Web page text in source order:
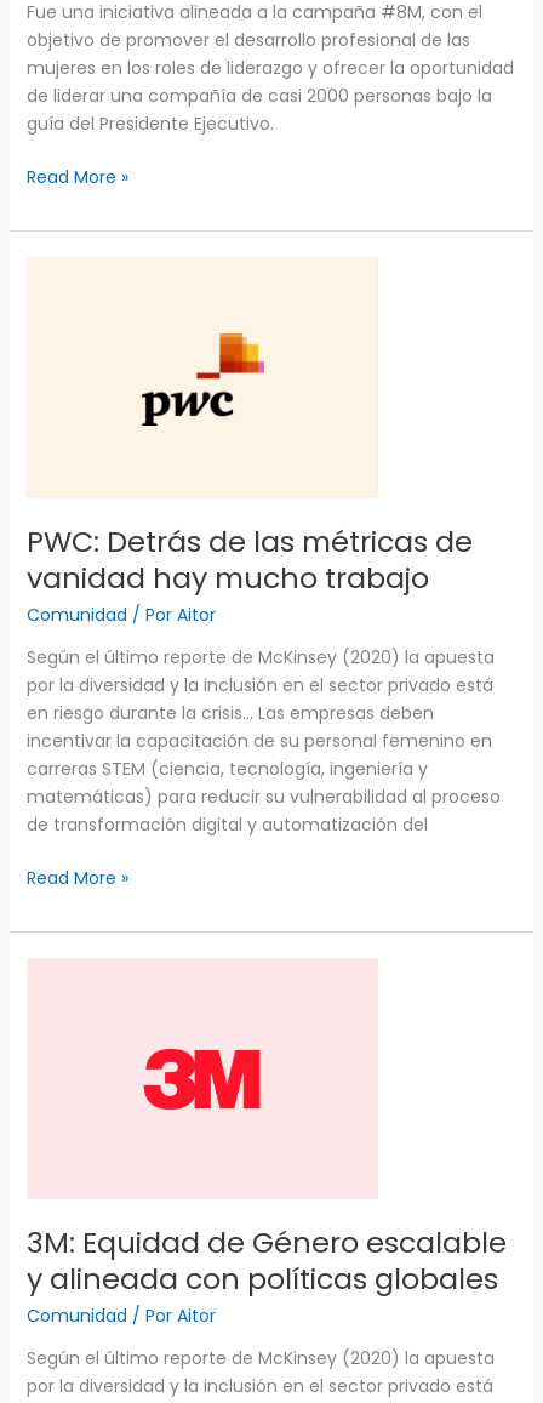
Fue una iniciativa alineada a la campaña #8M, con el
objetivo de promover el desarrollo profesional de las
mujeres en los roles de liderazgo y ofrecer la oportunidad
de liderar una compañía de casi 2000 personas bajo la
guía del Presidente Ejecutivo.
Read More »
PWC: Detrás de las métricas de
vanidad hay mucho trabajo
Comunidad / Por Aitor
Según el último reporte de McKinsey (2020) la apuesta
por la diversidad y la inclusión en el sector privado está
en riesgo durante la crisis… Las empresas deben
incentivar la capacitación de su personal femenino en
carreras STEM (ciencia, tecnología, ingeniería y
matemáticas) para reducir su vulnerabilidad al proceso
de transformación digital y automatización del
mucho
Read More »
3M: Equidad de Género escalable
y alineada con políticas globales
Comunidad / Por Aitor
Según el último reporte de McKinsey (2020) la apuesta
por la diversidad y la inclusión en el sector privado está
políticas